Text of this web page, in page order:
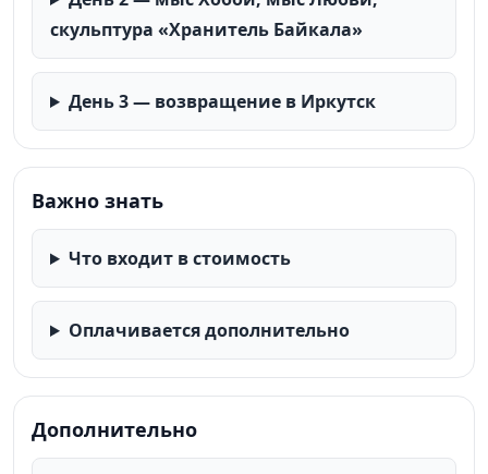
скульптура «Хранитель Байкала»
День 3 — возвращение в Иркутск
Важно знать
Что входит в стоимость
Оплачивается дополнительно
Дополнительно